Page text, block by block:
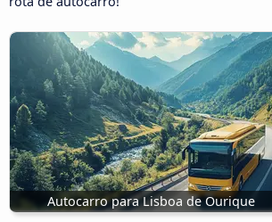
Autocarro para Lisboa de Ourique